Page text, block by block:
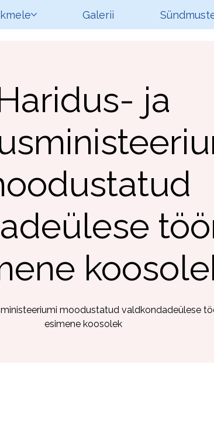
Galerii
ja
moodustatud valdkondadeülese
esimene koosolek